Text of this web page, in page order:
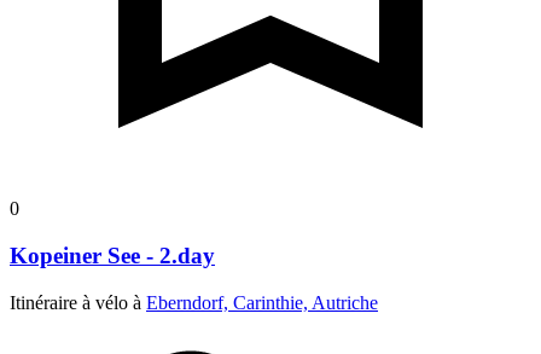
0
Kopeiner See - 2.day
Itinéraire à vélo à Eberndorf, Carinthie, Autriche